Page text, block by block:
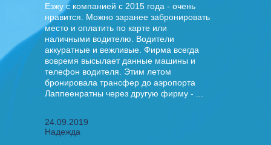
Езжу с компанией с 2015 года - очень
нравится. Можно заранее забронировать
место и оплатить по карте или
наличными водителю. Водители
аккуратные и вежливые. Фирма всегда
вовремя высылает данные машины и
телефон водителя. Этим летом
бронировала трансфер до аэропорта
Лаппеенратны через другую фирму - ...
24.09.2019
Надежда